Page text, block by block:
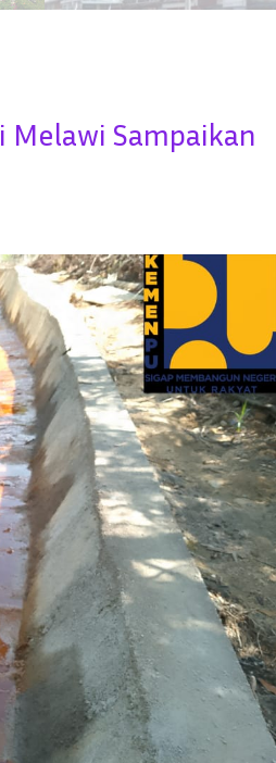
Melawi Sampaikan